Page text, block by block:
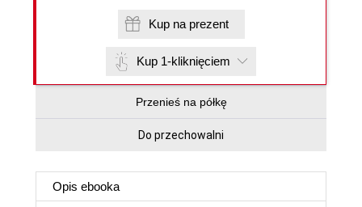
Kup na prezent
Kup 1-kliknięciem
Przenieś na półkę
Do przechowalni
Opis ebooka